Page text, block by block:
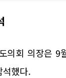
의회 의장은 9
석했다.